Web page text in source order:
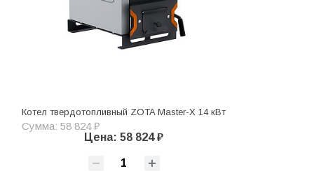
Котел твердотопливный ZOTA Master-X 14 кВт
Сумма: 58 824 ₽
Цена: 58 824 ₽